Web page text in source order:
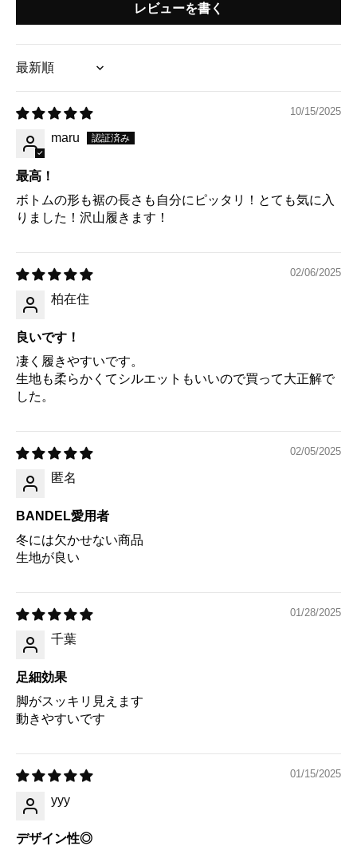
レビューを書く
Sort by
10/15/2025
maru
最高！
ボトムの形も裾の長さも自分にピッタリ！とても気に入
りました！沢山履きます！
02/06/2025
柏在住
良いです！
凄く履きやすいです。
生地も柔らかくてシルエットもいいので買って大正解で
した。
02/05/2025
匿名
BANDEL愛用者
冬には欠かせない商品
生地が良い
01/28/2025
千葉
足細効果
脚がスッキリ見えます
動きやすいです
01/15/2025
yyy
デザイン性◎